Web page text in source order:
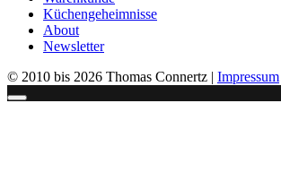
Küchengeheimnisse
About
Newsletter
© 2010 bis 2026 Thomas Connertz | Impressum
Schließen